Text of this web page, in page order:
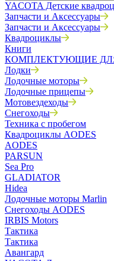
YACOTA Детские
Запчасти и Аксессуары
Запчасти и Аксессуары
Квадроциклы
Книги
КОМПЛЕКТУЮЩИЕ
Лодки
Лодочные моторы
Лодочные прицепы
Мотовездеходы
Снегоходы
Техника с пробегом
Квадроциклы AODES
AODES
PARSUN
Sea Pro
GLADIATOR
Hidea
Лодочные моторы Marlin
Снегоходы AODES
IRBIS Motors
Тактика
Тактика
Авангард